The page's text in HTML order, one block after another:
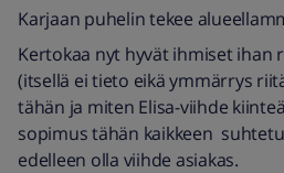
Karjaan puhelin tekee
Kertokaa nyt hyvät ihmiset ihan
(itsellä ei tieto eikä ymmärrys
tähän ja miten Elisa-viihde
sopimus tähän kaikkeen
edelleen olla viihde asiakas.